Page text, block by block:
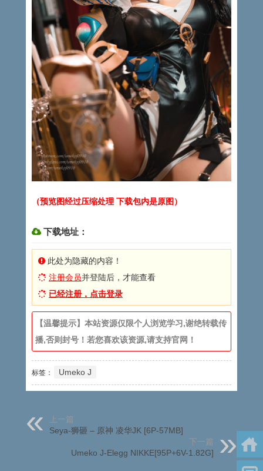
（预览图经过压缩处理 下载包内是原图）
下载地址：
此处为隐藏的内容！
注册会员并登陆后，才能查看
已经注册，点击登录
【温馨提示】本站资源仅限个人浏览学习,谢绝转载传
播,否则封号！若您喜欢该资源,请支持官网！
标签： Umeko J
上一篇
Seya-狮砸 – 原神 凌华JK [6P-57MB]
下一篇
Umeko J-Elegg NIKKE[95P+6V-1.82G]